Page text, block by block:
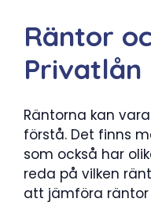
Räntor
Privatlån
Räntorna kan
förstå. Det finns
som också har
reda på vilken
att jämföra räntor